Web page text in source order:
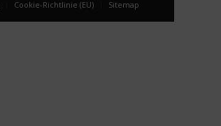
Cookie-Richtlinie (EU) Sitemap